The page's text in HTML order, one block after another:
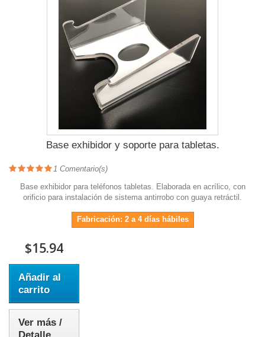
Base exhibidor y soporte para tabletas.
1 Comentario(s)
Base exhibidor para teléfonos tabletas. Elaborada en acrílico, con
orificio para instalación de sistema antirrobo con guaya retráctil.
Fabricación: 2 a 4 días hábiles
$15.94
Añadir al
carrito
Ver más /